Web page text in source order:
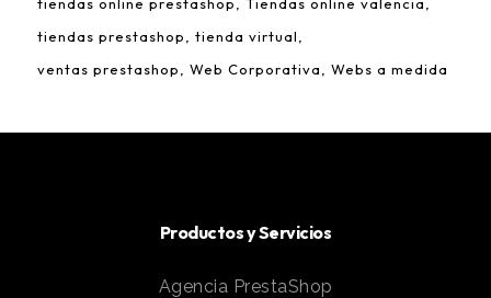
tiendas prestashop
tienda virtual
ventas prestashop
Web Corporativa Webs a medida
Productos y Servicios
Agencia PrestaShop